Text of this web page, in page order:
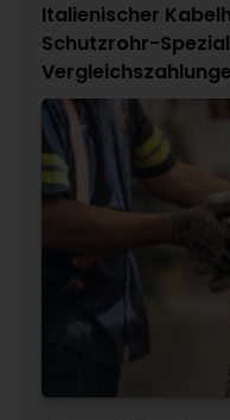
Italienischer
Schutzrohr-